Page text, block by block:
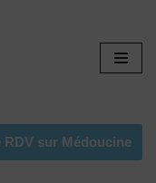
RDV sur Médoucine